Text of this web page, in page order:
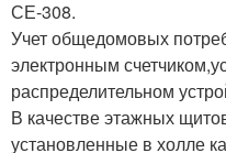
СЕ-308.
Учет общедомовых
электронным
распределительном
В качестве этажных
установленные в холле